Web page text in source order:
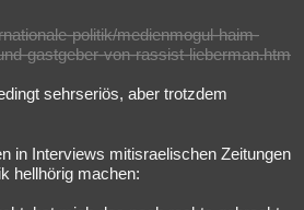
politik/medienmogul-haim-
gastgeber-von-rassist-lieberman.htm
sehrseriös, aber trotzdem
in Interviews mitisraelischen Zeitungen
hellhörig machen: